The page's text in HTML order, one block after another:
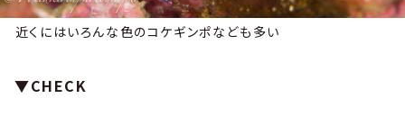
近くにはいろんな色のコケギンポなども多い
▼CHECK